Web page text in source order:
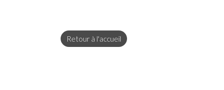
Retour à l'accueil